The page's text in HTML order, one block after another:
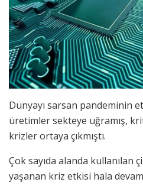
Dünyayı sarsan pandeminin
üretimler sekteye uğramış,
krizler ortaya çıkmıştı.
Çok sayıda alanda kullanılan
yaşanan kriz etkisi hala